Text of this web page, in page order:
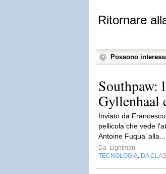
Ritornare
Possono
Southpaw:
Gyllenhaal
Inviato da
pellicola che vede
Antoine Fuqua’ alla...
Da Lightman
TECNOLOGIA DA